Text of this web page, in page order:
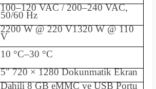
100–120 VAC / 200–240 VAC,
50/60 Hz
2200 W @ 220 V1320 W @ 110
V
10 °C–30 °C
5″ 720 × 1280 Dokunmatik Ekran
Dahili 8 GB eMMC ve USB Portu